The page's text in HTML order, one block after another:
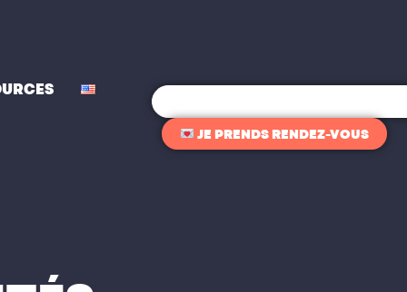
Rechercher
JE PRENDS RENDEZ-VOUS